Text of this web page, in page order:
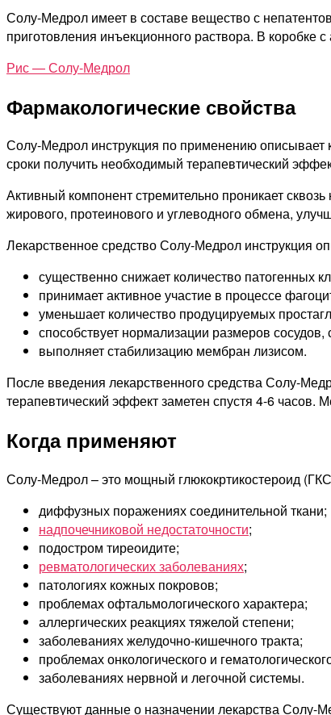
Солу-Медрол имеет в составе вещество с
приготовления инъекционного раствора. В
Рис — Солу-Медрол
Фармакологические свойства
Солу-Медрол инструкция по применению описывает
сроки получить необходимый терапевтический
Активный компонент стремительно проникает
жирового, протеинового и углеводного обмена,
Лекарственное средство Солу-Медрол инструкция
существенно снижает количество патогенных
принимает активное участие в процессе
уменьшает количество продуцируемых
способствует нормализации размеров сосудов,
выполняет стабилизацию мембран лизисом.
После введения лекарственного средства Солу-
терапевтический эффект заметен спустя 4-6 часов.
Когда применяют
Солу-Медрол – это мощный глюкокртикостероид
диффузных поражениях соединительной ткани;
надпочечниковой недостаточности;
подостром тиреоидите;
ревматологических заболеваниях;
патологиях кожных покровов;
проблемах офтальмологического характера;
аллергических реакциях тяжелой степени;
заболеваниях желудочно-кишечного тракта;
проблемах онкологического и
заболеваниях нервной и легочной системы.
Существуют данные о назначении лекарства Солу-